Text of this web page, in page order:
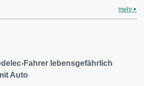
mehr
Fahrer lebensgefährlich
Auto